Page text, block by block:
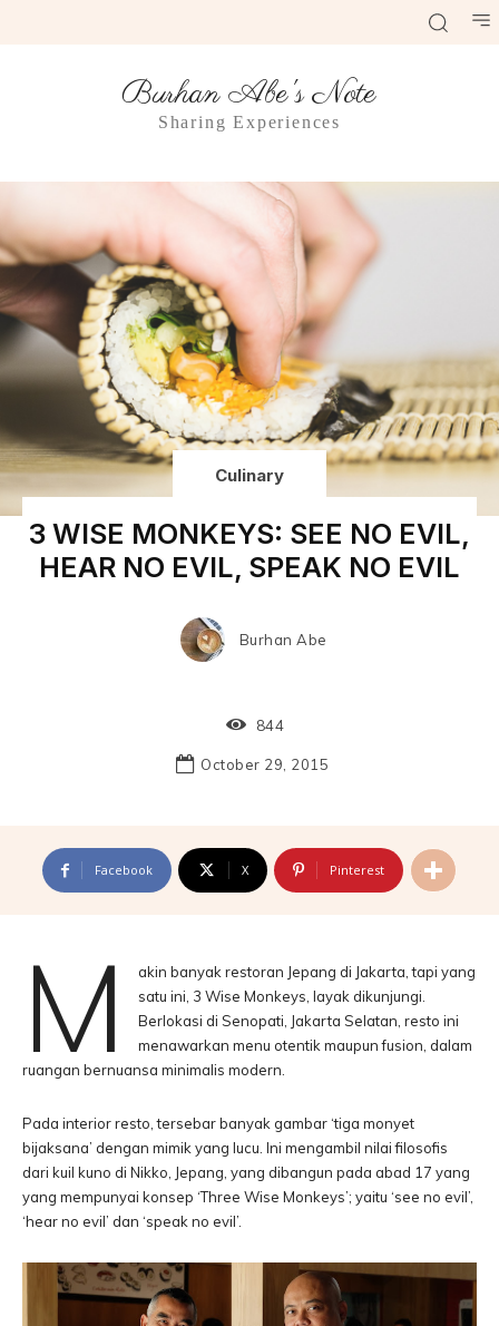
Burhan Abe's Note
Sharing Experiences
Culinary
3 WISE MONKEYS: SEE NO EVIL,
HEAR NO EVIL, SPEAK NO EVIL
Burhan Abe
844
October 29, 2015
Facebook X Pinterest
M
akin banyak restoran Jepang di Jakarta, tapi yang
satu ini, 3 Wise Monkeys, layak dikunjungi.
Berlokasi di Senopati, Jakarta Selatan, resto ini
menawarkan menu otentik maupun fusion, dalam
ruangan bernuansa minimalis modern.
Pada interior resto, tersebar banyak gambar ‘tiga monyet
bijaksana’ dengan mimik yang lucu. Ini mengambil nilai filosofis
dari kuil kuno di Nikko, Jepang, yang dibangun pada abad 17 yang
yang mempunyai konsep ‘Three Wise Monkeys’; yaitu ‘see no evil’,
‘hear no evil’ dan ‘speak no evil’.